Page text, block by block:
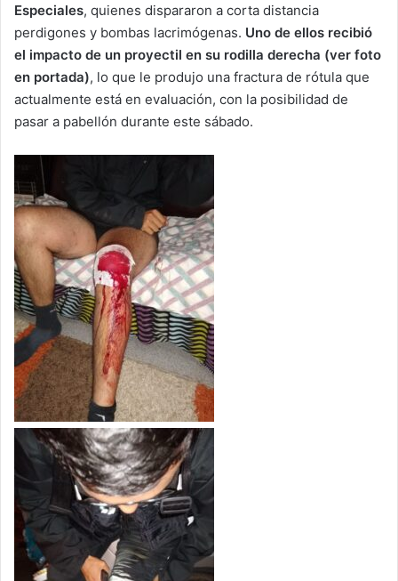
Especiales, quienes dispararon a corta distancia
perdigones y bombas lacrimógenas. Uno de ellos recibió
el impacto de un proyectil en su rodilla derecha (ver foto
en portada), lo que le produjo una fractura de rótula que
actualmente está en evaluación, con la posibilidad de
pasar a pabellón durante este sábado.